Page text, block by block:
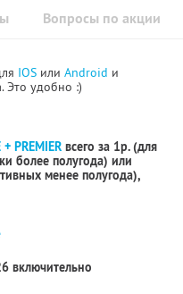
Вопросы по акции
IOS или Android и
Это удобно :)
+ PREMIER всего за 1р. (для
более полугода) или
менее полугода),
включительно